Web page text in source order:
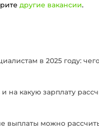
другие вакансии.
в 2025 году:
на какую зарплату
выплаты можно